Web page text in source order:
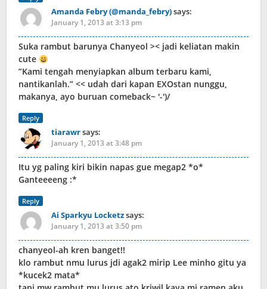
Amanda Febry (@manda_febry)says:
January 1, 2013 at 3:13 pm
Suka rambut barunya Chanyeol >< jadi keliatan makin
cute
”Kami tengah menyiapkan album terbaru kami,
nantikanlah.” << udah dari kapan EXOstan nunggu,
makanya, ayo buruan comeback~ '-')/
Reply
tiarawrsays:
January 1, 2013 at 3:48 pm
Itu yg paling kiri bikin napas gue megap2 *o*
Ganteeeeng :*
Reply
Ai Sparkyu Locketzsays:
January 1, 2013 at 3:50 pm
chanyeol-ah kren banget!!
klo rambut nmu lurus jdi agak2 mirip Lee minho gitu ya
*kucek2 mata*